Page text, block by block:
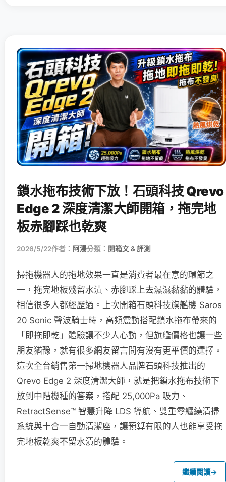
鎖水拖布技術下放！石頭科技 Qrevo
Edge 2 深度清潔大師開箱，拖完地
板赤腳踩也乾爽
2026/5/22作者： 阿湯分類： 開箱文 & 評測
掃拖機器人的拖地效果一直是消費者最在意的環節之
一，拖完地板殘留水漬、赤腳踩上去濕濕黏黏的體驗，
相信很多人都經歷過。上次開箱石頭科技旗艦機 Saros
20 Sonic 聲波騎士時，高頻震動搭配鎖水拖布帶來的
「即拖即乾」體驗讓不少人心動，但旗艦價格也讓一些
朋友猶豫，就有很多網友留言問有沒有更平價的選擇。
這次全台銷售第一掃地機器人品牌石頭科技推出的
Qrevo Edge 2 深度清潔大師，就是把鎖水拖布技術下
放到中階機種的答案，搭配 25,000Pa 吸力、
RetractSense™ 智慧升降 LDS 導航、雙重零纏繞清掃
系統與十合一自動清潔座，讓預算有限的人也能享受拖
完地板乾爽不留水漬的體驗。
繼續閱讀→